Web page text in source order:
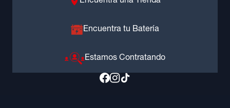
Encuentra tu Batería
Estamos Contratando